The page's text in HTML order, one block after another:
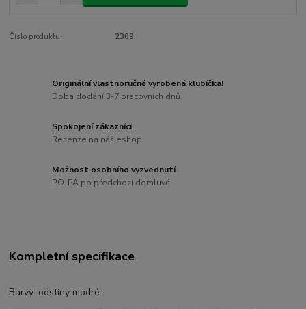
Číslo produktu: 2309
Originální vlastnoručně vyrobená klubíčka!
Doba dodání 3-7 pracovních dnů.
Spokojení zákazníci.
Recenze na náš eshop
Možnost osobního vyzvednutí
PO-PÁ po předchozí domluvě
Kompletní specifikace
Barvy: odstíny modré.